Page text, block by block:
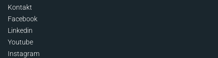
Kontakt
Facebook
Linkedin
Youtube
Instagram